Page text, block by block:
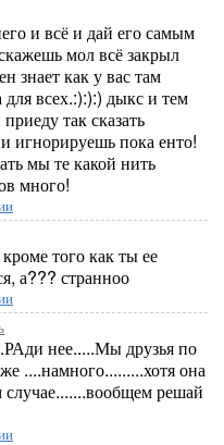
и всё и дай его самым
мол всё закрыл
знает как у вас там
всех.:):):) дыкс и тем
так сказать
игнорируешь пока енто!
мы те какой нить
много!
того как ты ее
а??? странноо
нее.....Мы друзья по
....намного.........хотя она
случае.......вообщем решай